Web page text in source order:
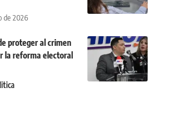
de 2026
proteger al crimen
la reforma electoral